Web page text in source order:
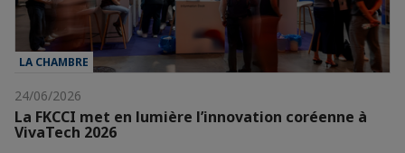
LA CHAMBRE
24/06/2026
La FKCCI met en lumière l’innovation coréenne à
VivaTech 2026